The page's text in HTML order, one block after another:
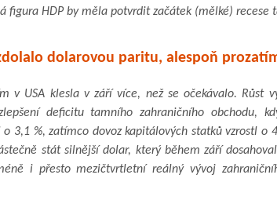
figura HDP by měla potvrdit začátek (mělké) recese
dolarovou paritu, alespoň
v USA klesla v září více, než se očekávalo. Růst
deficitu tamního zahraničního obchodu,
3,1 %, zatímco dovoz kapitálových statků vzrostl o
stát silnější dolar, který během září
i přesto mezičtvrtletní reálný vývoj